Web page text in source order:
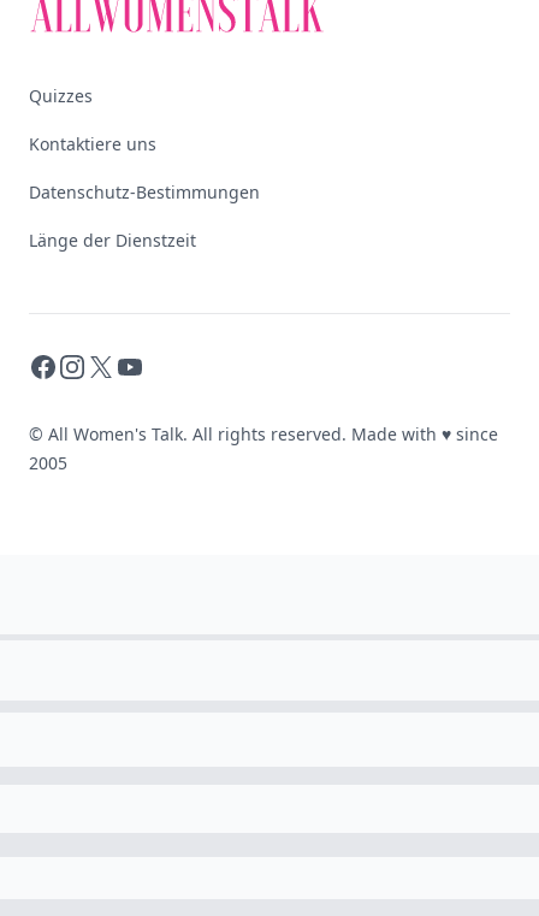
Quizzes
Kontaktiere uns
Datenschutz-Bestimmungen
Länge der Dienstzeit
Facebook
Instagram
X YouTube
© All Women's Talk. All rights reserved. Made with ♥ since
2005